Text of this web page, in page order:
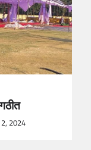
2024